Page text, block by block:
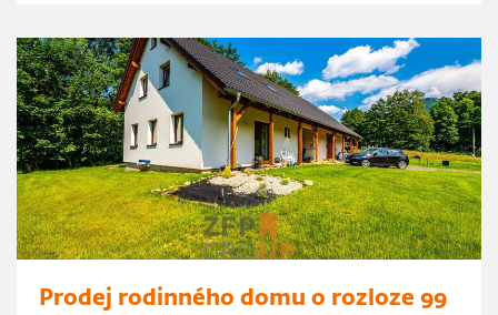
Prodej rodinného domu o rozloze 99